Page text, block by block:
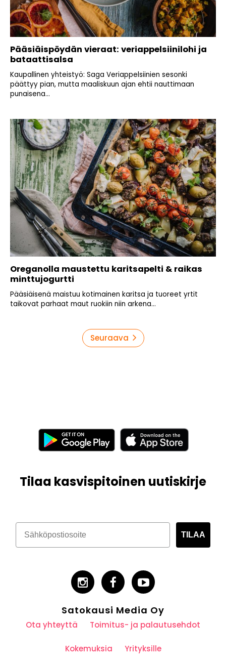
Pääsiäispöydän vieraat: veriappelsiinilohi ja
bataattisalsa
Kaupallinen yhteistyö: Saga Veriappelsiinien sesonki
päättyy pian, mutta maaliskuun ajan ehtii nauttimaan
punaisena...
Oreganolla maustettu karitsapelti & raikas
minttujogurtti
Pääsiäisenä maistuu kotimainen karitsa ja tuoreet yrtit
taikovat parhaat maut ruokiin niin arkena...
Seuraava
Tilaa kasvispitoinen uutiskirje
TILAA
Satokausi Media Oy
Ota yhteyttä Toimitus- ja palautusehdot
Kokemuksia Yrityksille